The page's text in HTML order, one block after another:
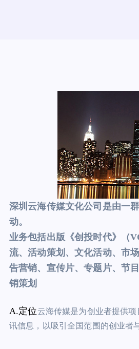
深圳云海传媒文化公司是由一
动。
业务包括出版《创投时代》（
流、活动策划、文化活动、市
告营销、宣传片、专题片、节
销策划
A.定位云海传媒是为创业者提供
讯信息，以吸引全国范围的创业者